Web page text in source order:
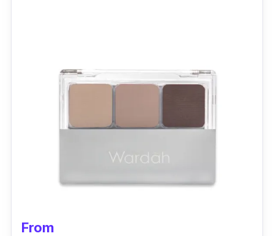
Tak perlu dah nak kelam kabut pagi raya,
brush
bergaya di pagi raya yang indah.
From